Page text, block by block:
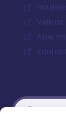
Veiklos
Apie